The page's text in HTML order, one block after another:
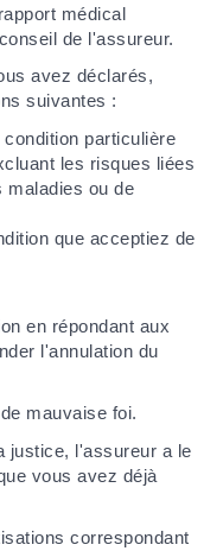
médical
de l'assureur.
avez déclarés,
suivantes :
particulière
les risques liées
maladies ou de
que acceptiez de
en répondant aux
l'annulation du
mauvaise foi.
justice, l'assureur a le
vous avez déjà
correspondant